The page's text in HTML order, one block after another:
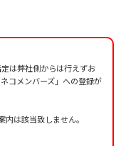
は弊社側からは行えずお
コメンバーズ」への登録が
は該当致しません。